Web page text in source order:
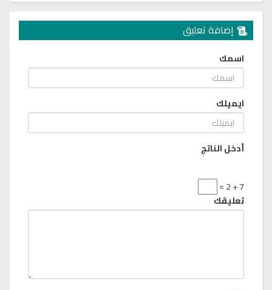
إضافة تعليق
اسمك
ايميلك
أدخل الناتج
7 + 2 =
تعليقك